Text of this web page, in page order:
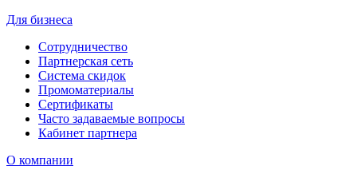
Для бизнеса
Сотрудничество
Партнерская сеть
Система скидок
Промоматериалы
Сертификаты
Часто задаваемые вопросы
Кабинет партнера
О компании